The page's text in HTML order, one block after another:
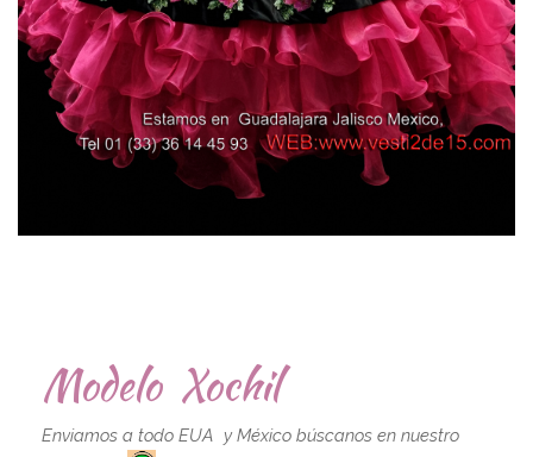
Modelo Xochil
Enviamos a todo EUA y México búscanos en nuestro